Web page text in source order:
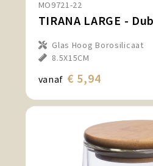
MO9721-22
Glas Hoog Borosilicaat
8.5X15CM
vanaf € 5,94